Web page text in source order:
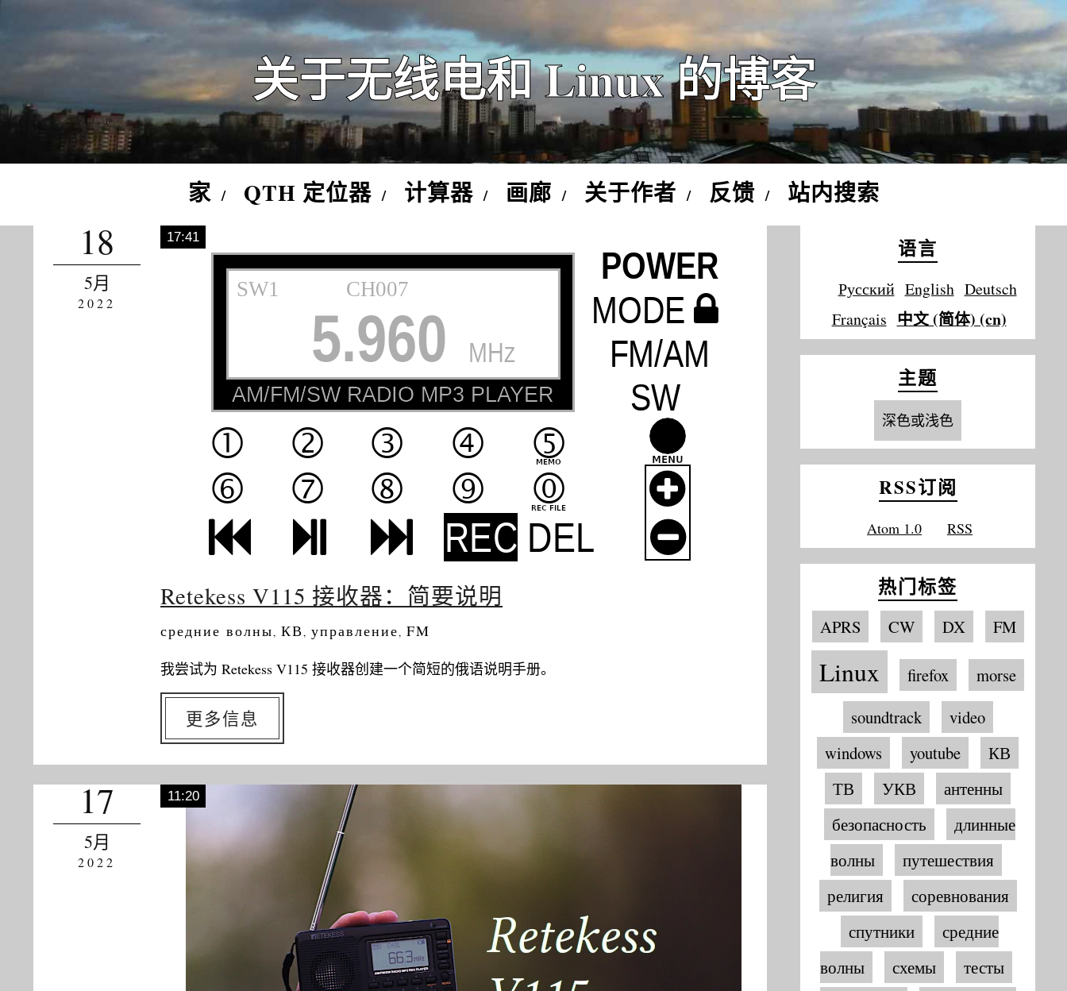
关于无线电和 Linux 的博客
家 QTH 定位器 计算器 画廊 关于作者 反馈 站内搜索
18
5月
2022
17:41
Retekess V115 接收器：简要说明
средние волны, КВ, управление, FM
我尝试为 Retekess V115 接收器创建一个简短的俄语说明手册。
更多信息
17
5月
2022
11:20
语言
Русский English Deutsch
Français 中文 (简体) (cn)
主题
深色或浅色
RSS订阅
Atom 1.0 RSS
热门标签
APRS CW DX FM
Linux firefox
morse
soundtrack
video
windows
youtube
КВ
ТВ
УКВ
антенны
безопасность
длинные
волны
путешествия
религия
соревнования
спутники
средние
волны
схемы
тесты